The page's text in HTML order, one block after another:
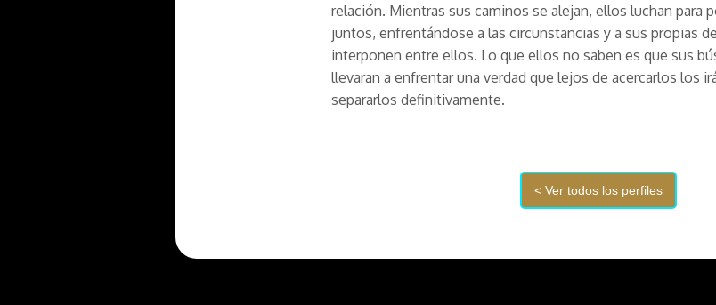
relación. Mientras sus caminos se alejan, ellos luchan para
juntos, enfrentándose a las circunstancias y a sus propias
interponen entre ellos. Lo que ellos no saben es que sus
llevaran a enfrentar una verdad que lejos de acercarlos los
separarlos definitivamente.